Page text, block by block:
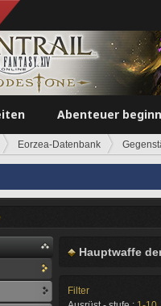
Abenteuer
Eorzea-Datenbank
Hauptwaffe
Filter